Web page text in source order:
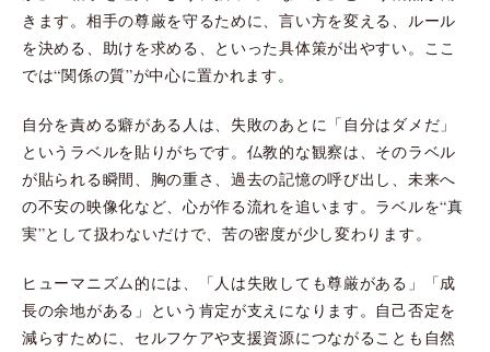
きます。相手の尊厳を守るために、言い方を変える、ルール
を決める、助けを求める、といった具体策が出やすい。ここ
では“関係の質”が中心に置かれます。
自分を責める癖がある人は、失敗のあとに「自分はダメだ」
というラベルを貼りがちです。仏教的な観察は、そのラベル
が貼られる瞬間、胸の重さ、過去の記憶の呼び出し、未来へ
の不安の映像化など、心が作る流れを追います。ラベルを“真
実”として扱わないだけで、苦の密度が少し変わります。
ヒューマニズム的には、「人は失敗しても尊厳がある」「成
長の余地がある」という肯定が支えになります。自己否定を
減らすために、セルフケアや支援資源につながることも自然